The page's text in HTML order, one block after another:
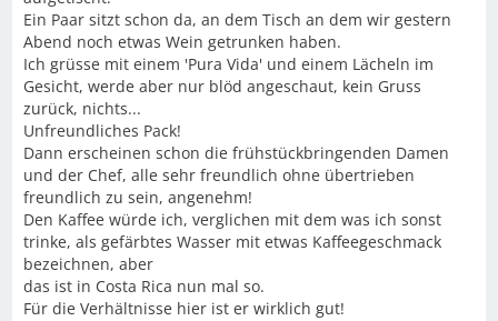
Ein Paar sitzt schon da, an dem Tisch an dem wir gestern
Abend noch etwas Wein getrunken haben.
Ich grüsse mit einem 'Pura Vida' und einem Lächeln im
Gesicht, werde aber nur blöd angeschaut, kein Gruss
zurück, nichts...
Unfreundliches Pack!
Dann erscheinen schon die frühstückbringenden Damen
und der Chef, alle sehr freundlich ohne übertrieben
freundlich zu sein, angenehm!
Den Kaffee würde ich, verglichen mit dem was ich sonst
trinke, als gefärbtes Wasser mit etwas Kaffeegeschmack
bezeichnen, aber
das ist in Costa Rica nun mal so.
Für die Verhältnisse hier ist er wirklich gut!